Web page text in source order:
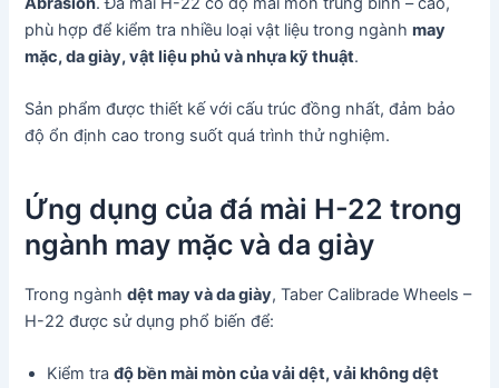
phù hợp để kiểm tra nhiều loại vật liệu trong ngànhmay
mặc, da giày, vật liệu phủ và nhựa kỹ thuật.
Sản phẩm được thiết kế với cấu trúc đồng nhất, đảm bảo
độ ổn định cao trong suốt quá trình thử nghiệm.
Ứng dụng của đá mài H-22 trong
ngành may mặc và da giày
Trong ngànhdệt may và da giày, Taber Calibrade Wheels –
H-22 được sử dụng phổ biến để:
Kiểm trađộ bền mài mòn của vải dệt, vải không dệt